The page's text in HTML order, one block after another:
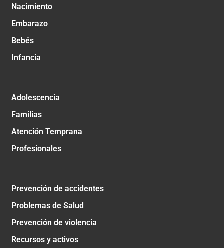
Nacimiento
Embarazo
Bebés
Infancia
Adolescencia
Familias
Atención Temprana
Profesionales
Prevención de accidentes
Problemas de Salud
Prevención de violencia
Recursos y activos